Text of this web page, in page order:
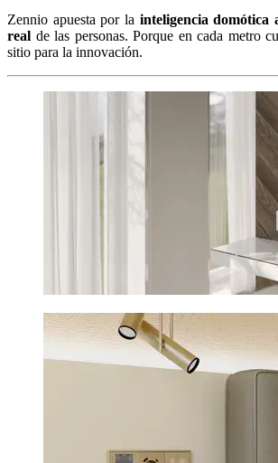
Zennio apuesta por la inteligencia domótica
real de las personas. Porque en cada metro
sitio para la innovación.